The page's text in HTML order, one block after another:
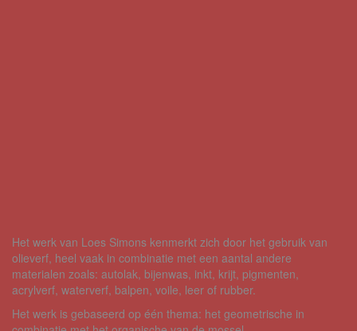
Het werk van Loes Simons kenmerkt zich door het gebruik van
olieverf, heel vaak in combinatie met een aantal andere
materialen zoals: autolak, bijenwas, inkt, krijt, pigmenten,
acrylverf, waterverf, balpen, voile, leer of rubber.
Het werk is gebaseerd op één thema: het geometrische in